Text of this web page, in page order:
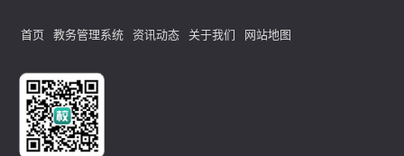
首页 教务管理系统 资讯动态 关于我们 网站地图